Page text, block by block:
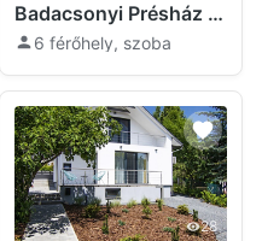
Badacsonyi Présház Badacsonytomaj
6 férőhely, szoba
28